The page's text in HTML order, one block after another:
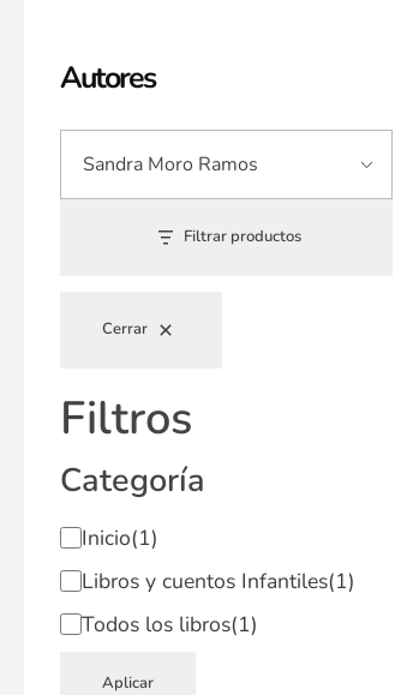
Autores
Filtrar productos
Cerrar
Filtros
Categoría
Inicio(1)
Libros y cuentos Infantiles(1)
Todos los libros(1)
Aplicar